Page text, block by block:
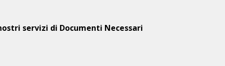
servizi di Documenti Necessari